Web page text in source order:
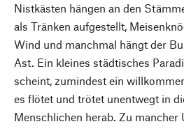
Nistkästen hängen an den
als Tränken aufgestellt,
Wind und manchmal hängt der
Ast. Ein kleines städtisches
scheint, zumindest ein
es flötet und trötet unentwegt in
Menschlichen herab. Zu mancher